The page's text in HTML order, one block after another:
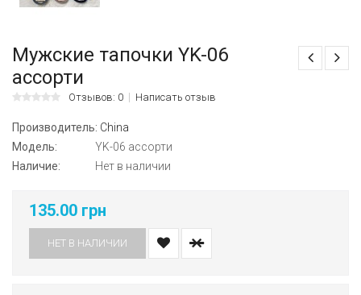
Мужские тапочки YK-06
ассорти
Отзывов: 0 Написать отзыв
Производитель: China
Модель:
YK-06 ассорти
Наличие:
Нет в наличии
135.00 грн
НЕТ В НАЛИЧИИ